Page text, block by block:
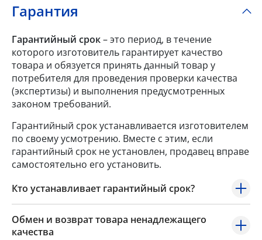
Гарантия
Гарантийный срок– это период, в течение
которого изготовитель гарантирует качество
товара и обязуется принять данный товар у
потребителя для проведения проверки качества
(экспертизы) и выполнения предусмотренных
законом требований.
Гарантийный срок устанавливается изготовителем
по своему усмотрению. Вместе с этим, если
гарантийный срок не установлен, продавец вправе
самостоятельно его установить.
Кто устанавливает гарантийный срок?
Обмен и возврат товара ненадлежащего
качества